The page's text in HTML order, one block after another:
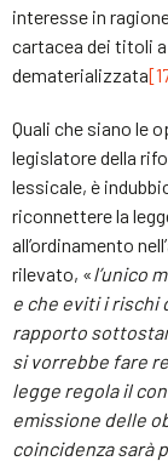
interesse in
cartacea dei titoli
dematerializzata
Quali che siano le
legislatore della
lessicale, è
riconnettere la
all’ordinamento
rilevato, « l’unico
e che eviti i rischi
rapporto
si vorrebbe fare
legge regola il
emissione delle
coincidenza sarà